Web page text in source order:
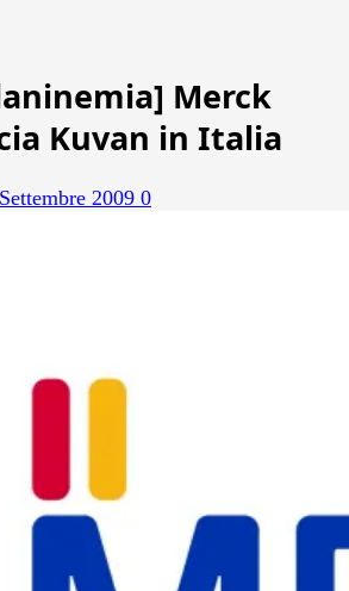
Merck
Kuvan in Italia
2009 0